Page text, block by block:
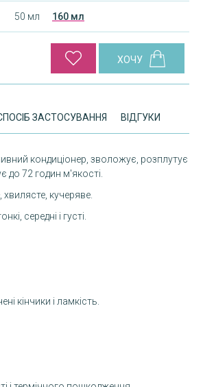
50 мл 160 мл
ЗАСТОСУВАННЯ ВІДГУКИ
кондиціонер, зволожує, розплутує
до 72 годин м'якості.
кучеряве.
середні і густі.
кінчики і ламкість.